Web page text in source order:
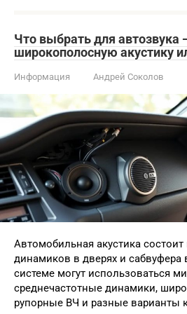
Что выбрать для
широкополосную акустику
Информация Андрей Соколов
Автомобильная акустика состоит
динамиков в дверях и сабвуфера
системе могут использоваться
среднечастотные динамики,
рупорные ВЧ и разные варианты